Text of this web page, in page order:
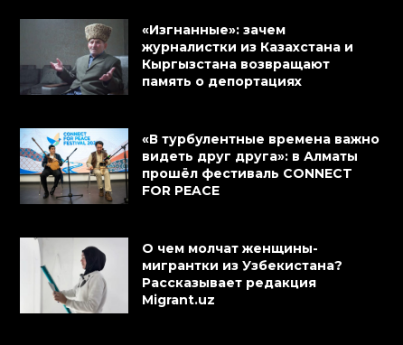
«Изгнанные»: зачем
журналистки из Казахстана и
Кыргызстана возвращают
память о депортациях
«В турбулентные времена важно
видеть друг друга»: в Алматы
прошёл фестиваль CONNECT
FOR PEACE
О чем молчат женщины-
мигрантки из Узбекистана?
Рассказывает редакция
Migrant.uz